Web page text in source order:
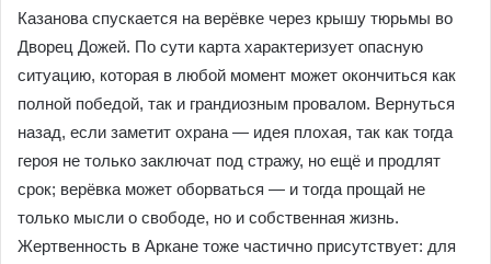
Казанова спускается на верёвке через крышу тюрьмы во
Дворец Дожей. По сути карта характеризует опасную
ситуацию, которая в любой момент может окончиться как
полной победой, так и грандиозным провалом. Вернуться
назад, если заметит охрана — идея плохая, так как тогда
героя не только заключат под стражу, но ещё и продлят
срок; верёвка может оборваться — и тогда прощай не
только мысли о свободе, но и собственная жизнь.
Жертвенность в Аркане тоже частично присутствует: для